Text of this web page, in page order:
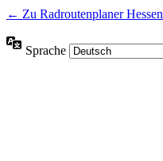
← Zu Radroutenplaner Hessen
Sprache